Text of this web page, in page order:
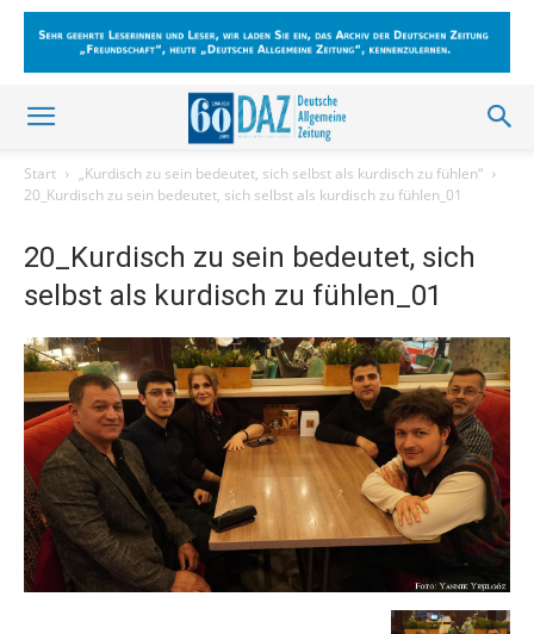
Start
„Kurdisch zu sein bedeutet, sich selbst als kurdisch zu fühlen“
20_Kurdisch zu sein bedeutet, sich selbst als kurdisch zu fühlen_01
20_Kurdisch zu sein bedeutet, sich
selbst als kurdisch zu fühlen_01